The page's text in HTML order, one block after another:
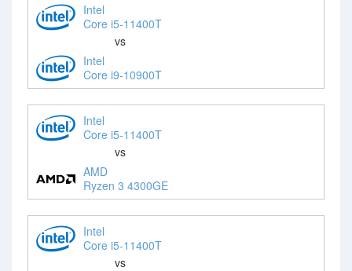
Intel
Core i5-11400T
vs
Intel
Core i9-10900T
Intel
Core i5-11400T
vs
AMD
Ryzen 3 4300GE
Intel
Core i5-11400T
vs